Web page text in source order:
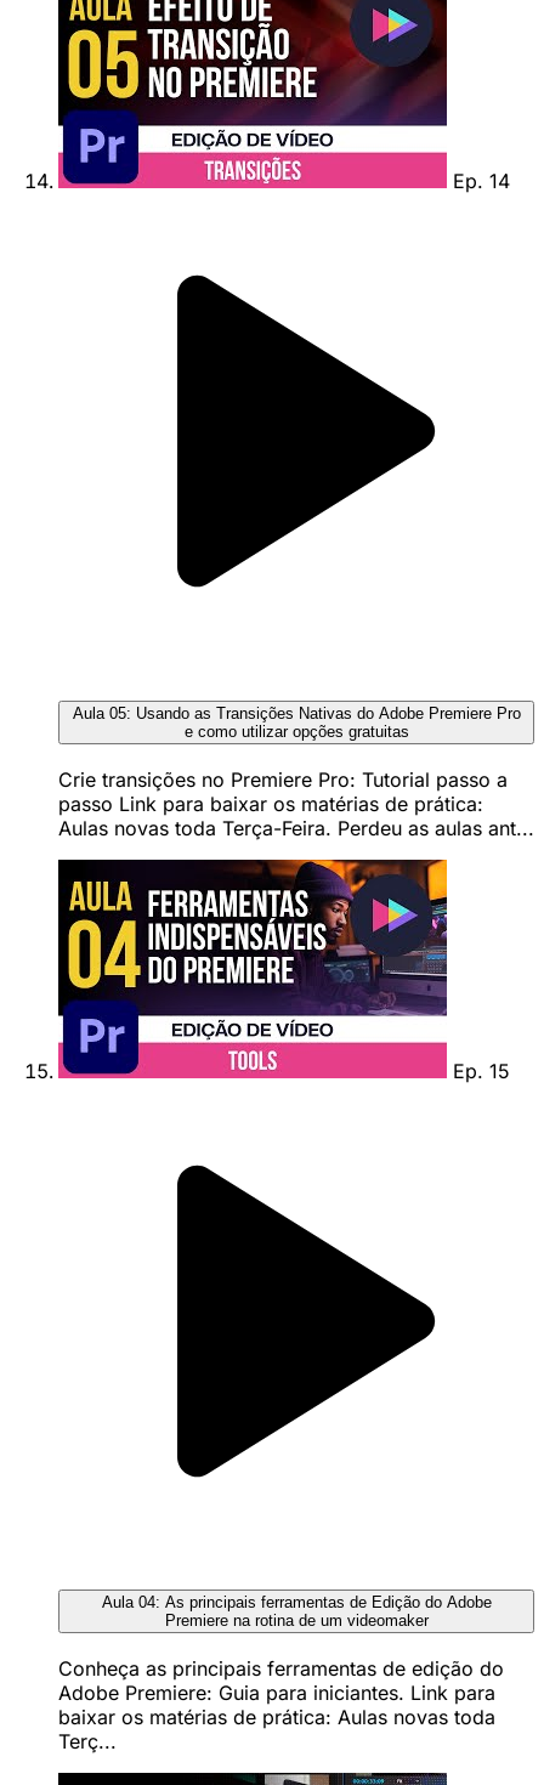
Ep. 14
Aula 05: Usando as Transições Nativas do Adobe Premiere Pro
e como utilizar opções gratuitas
Crie transições no Premiere Pro: Tutorial passo a
passo Link para baixar os matérias de prática:
Aulas novas toda Terça-Feira. Perdeu as aulas ant...
Ep. 15
Aula 04: As principais ferramentas de Edição do Adobe
Premiere na rotina de um videomaker
Conheça as principais ferramentas de edição do
Adobe Premiere: Guia para iniciantes. Link para
baixar os matérias de prática: Aulas novas toda
Terç...